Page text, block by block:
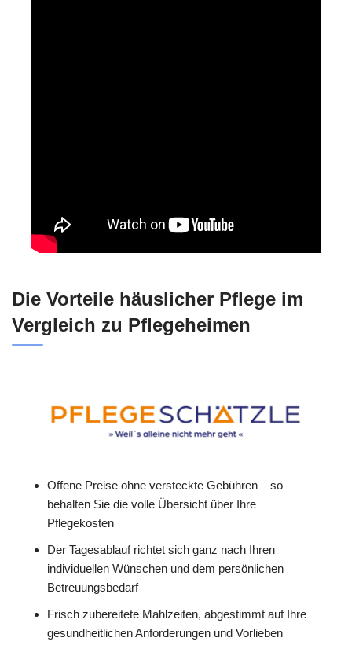
Die Vorteile häuslicher Pflege im
Vergleich zu Pflegeheimen
Offene Preise ohne versteckte Gebühren – so
behalten Sie die volle Übersicht über Ihre
Pflegekosten
Der Tagesablauf richtet sich ganz nach Ihren
individuellen Wünschen und dem persönlichen
Betreuungsbedarf
Frisch zubereitete Mahlzeiten, abgestimmt auf Ihre
gesundheitlichen Anforderungen und Vorlieben